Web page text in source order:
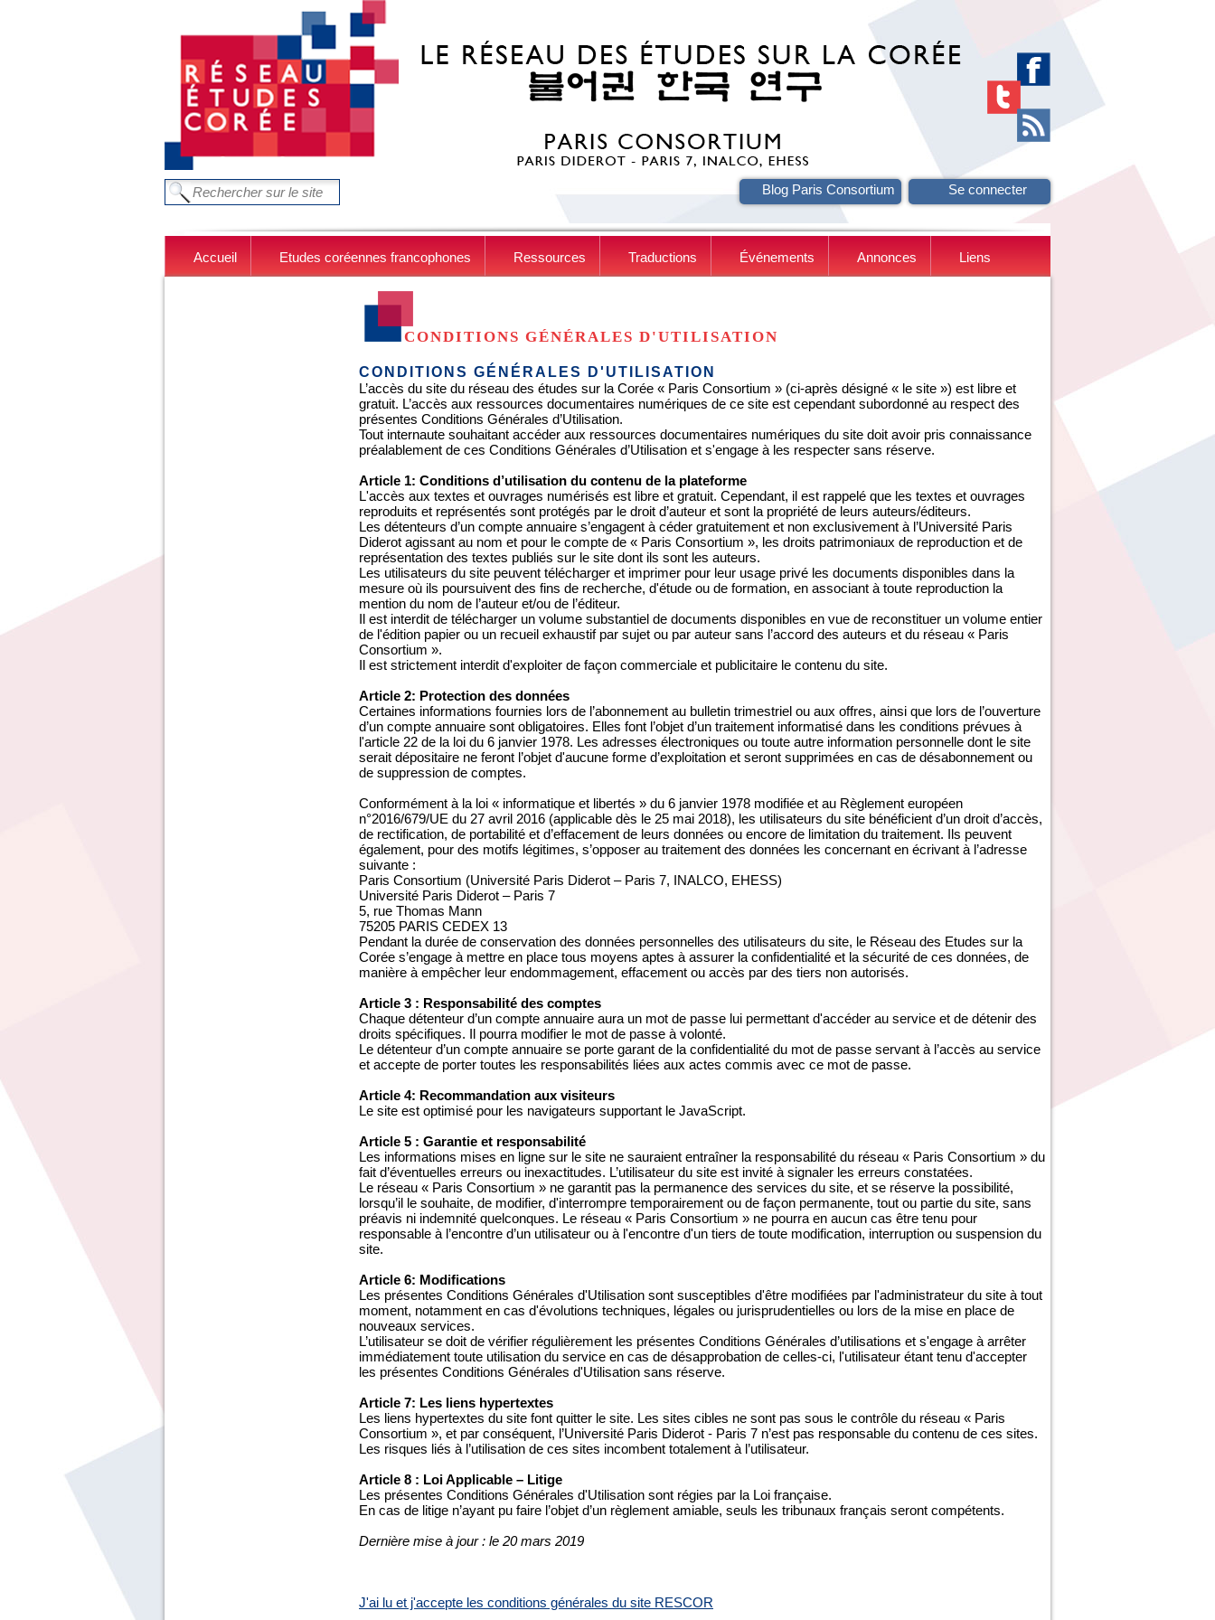
FORMULAIRE DE RECHERCHE
Chercher dans ce site Blog Paris Consortium Se connecter
Accueil Etudes coréennes francophones Ressources Traductions Événements Annonces Liens
CONDITIONS GÉNÉRALES D'UTILISATION
CONDITIONS GÉNÉRALES D'UTILISATION
L’accès du site du réseau des études sur la Corée « Paris Consortium » (ci-après désigné « le site ») est libre et
gratuit. L’accès aux ressources documentaires numériques de ce site est cependant subordonné au respect des
présentes Conditions Générales d’Utilisation.
Tout internaute souhaitant accéder aux ressources documentaires numériques du site doit avoir pris connaissance
préalablement de ces Conditions Générales d’Utilisation et s'engage à les respecter sans réserve.
Article 1: Conditions d’utilisation du contenu de la plateforme
L'accès aux textes et ouvrages numérisés est libre et gratuit. Cependant, il est rappelé que les textes et ouvrages
reproduits et représentés sont protégés par le droit d’auteur et sont la propriété de leurs auteurs/éditeurs.
Les détenteurs d’un compte annuaire s’engagent à céder gratuitement et non exclusivement à l’Université Paris
Diderot agissant au nom et pour le compte de « Paris Consortium », les droits patrimoniaux de reproduction et de
représentation des textes publiés sur le site dont ils sont les auteurs.
Les utilisateurs du site peuvent télécharger et imprimer pour leur usage privé les documents disponibles dans la
mesure où ils poursuivent des fins de recherche, d'étude ou de formation, en associant à toute reproduction la
mention du nom de l’auteur et/ou de l’éditeur.
Il est interdit de télécharger un volume substantiel de documents disponibles en vue de reconstituer un volume entier
de l'édition papier ou un recueil exhaustif par sujet ou par auteur sans l’accord des auteurs et du réseau « Paris
Consortium ».
Il est strictement interdit d'exploiter de façon commerciale et publicitaire le contenu du site.
Article 2: Protection des données
Certaines informations fournies lors de l’abonnement au bulletin trimestriel ou aux offres, ainsi que lors de l’ouverture
d’un compte annuaire sont obligatoires. Elles font l’objet d’un traitement informatisé dans les conditions prévues à
l'article 22 de la loi du 6 janvier 1978. Les adresses électroniques ou toute autre information personnelle dont le site
serait dépositaire ne feront l’objet d'aucune forme d’exploitation et seront supprimées en cas de désabonnement ou
de suppression de comptes.
Conformément à la loi « informatique et libertés » du 6 janvier 1978 modifiée et au Règlement européen
n°2016/679/UE du 27 avril 2016 (applicable dès le 25 mai 2018), les utilisateurs du site bénéficient d’un droit d’accès,
de rectification, de portabilité et d’effacement de leurs données ou encore de limitation du traitement. Ils peuvent
également, pour des motifs légitimes, s’opposer au traitement des données les concernant en écrivant à l’adresse
suivante :
Paris Consortium (Université Paris Diderot – Paris 7, INALCO, EHESS)
Université Paris Diderot – Paris 7
5, rue Thomas Mann
75205 PARIS CEDEX 13
Pendant la durée de conservation des données personnelles des utilisateurs du site, le Réseau des Etudes sur la
Corée s’engage à mettre en place tous moyens aptes à assurer la confidentialité et la sécurité de ces données, de
manière à empêcher leur endommagement, effacement ou accès par des tiers non autorisés.
Article 3 : Responsabilité des comptes
Chaque détenteur d’un compte annuaire aura un mot de passe lui permettant d'accéder au service et de détenir des
droits spécifiques. Il pourra modifier le mot de passe à volonté.
Le détenteur d’un compte annuaire se porte garant de la confidentialité du mot de passe servant à l’accès au service
et accepte de porter toutes les responsabilités liées aux actes commis avec ce mot de passe.
Article 4: Recommandation aux visiteurs
Le site est optimisé pour les navigateurs supportant le JavaScript.
Article 5 : Garantie et responsabilité
Les informations mises en ligne sur le site ne sauraient entraîner la responsabilité du réseau « Paris Consortium » du
fait d’éventuelles erreurs ou inexactitudes. L’utilisateur du site est invité à signaler les erreurs constatées.
Le réseau « Paris Consortium » ne garantit pas la permanence des services du site, et se réserve la possibilité,
lorsqu’il le souhaite, de modifier, d'interrompre temporairement ou de façon permanente, tout ou partie du site, sans
préavis ni indemnité quelconques. Le réseau « Paris Consortium » ne pourra en aucun cas être tenu pour
responsable à l’encontre d’un utilisateur ou à l'encontre d'un tiers de toute modification, interruption ou suspension du
site.
Article 6: Modifications
Les présentes Conditions Générales d'Utilisation sont susceptibles d'être modifiées par l'administrateur du site à tout
moment, notamment en cas d'évolutions techniques, légales ou jurisprudentielles ou lors de la mise en place de
nouveaux services.
L’utilisateur se doit de vérifier régulièrement les présentes Conditions Générales d’utilisations et s'engage à arrêter
immédiatement toute utilisation du service en cas de désapprobation de celles-ci, l'utilisateur étant tenu d'accepter
les présentes Conditions Générales d'Utilisation sans réserve.
Article 7: Les liens hypertextes
Les liens hypertextes du site font quitter le site. Les sites cibles ne sont pas sous le contrôle du réseau « Paris
Consortium », et par conséquent, l’Université Paris Diderot - Paris 7 n’est pas responsable du contenu de ces sites.
Les risques liés à l’utilisation de ces sites incombent totalement à l’utilisateur.
Article 8 : Loi Applicable – Litige
Les présentes Conditions Générales d'Utilisation sont régies par la Loi française.
En cas de litige n’ayant pu faire l’objet d’un règlement amiable, seuls les tribunaux français seront compétents.
Dernière mise à jour : le 20 mars 2019
J'ai lu et j'accepte les conditions générales du site RESCOR